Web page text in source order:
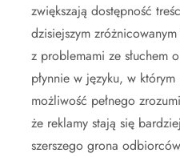
zwiększają dostępność
dzisiejszym
z problemami ze słuchem
płynnie w języku, w
możliwość pełnego
że reklamy stają się
szerszego grona